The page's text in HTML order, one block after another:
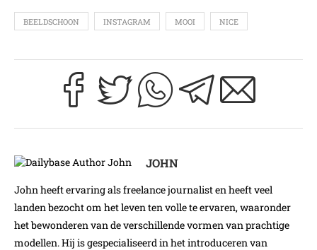
BEELDSCHOON INSTAGRAM MOOI NICE
JOHN
John heeft ervaring als freelance journalist en heeft veel
landen bezocht om het leven ten volle te ervaren, waaronder
het bewonderen van de verschillende vormen van prachtige
modellen. Hij is gespecialiseerd in het introduceren van